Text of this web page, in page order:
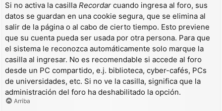
Si no activa la casilla Recordar cuando ingresa al foro, sus
datos se guardan en una cookie segura, que se elimina al
salir de la página o al cabo de cierto tiempo. Esto previene
que su cuenta pueda ser usada por otra persona. Para que
el sistema le reconozca automáticamente solo marque la
casilla al ingresar. No es recomendable si accede al foro
desde un PC compartido, e.j. biblioteca, cyber-cafés, PCs
de universidades, etc. Si no ve la casilla, significa que la
administración del foro ha deshabilitado la opción.
Arriba